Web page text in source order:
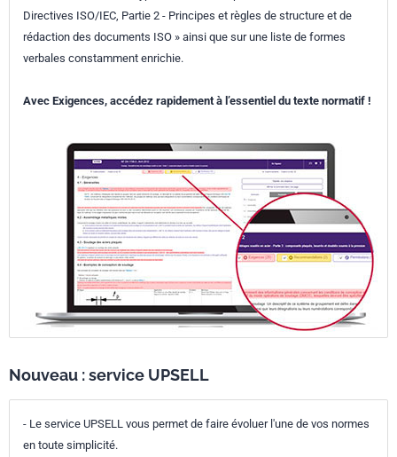
Directives ISO/IEC, Partie 2 - Principes et règles de structure et de
rédaction des documents ISO » ainsi que sur une liste de formes
verbales constamment enrichie.
Avec Exigences, accédez rapidement à l’essentiel du texte normatif !
Nouveau : service UPSELL
- Le service UPSELL vous permet de faire évoluer l'une de vos normes
en toute simplicité.